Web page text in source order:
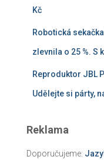
Kč
Robotická
zlevnila o 25 %. S
Reproduktor JBL
Udělejte si párty,
Reklama
Doporučujeme: